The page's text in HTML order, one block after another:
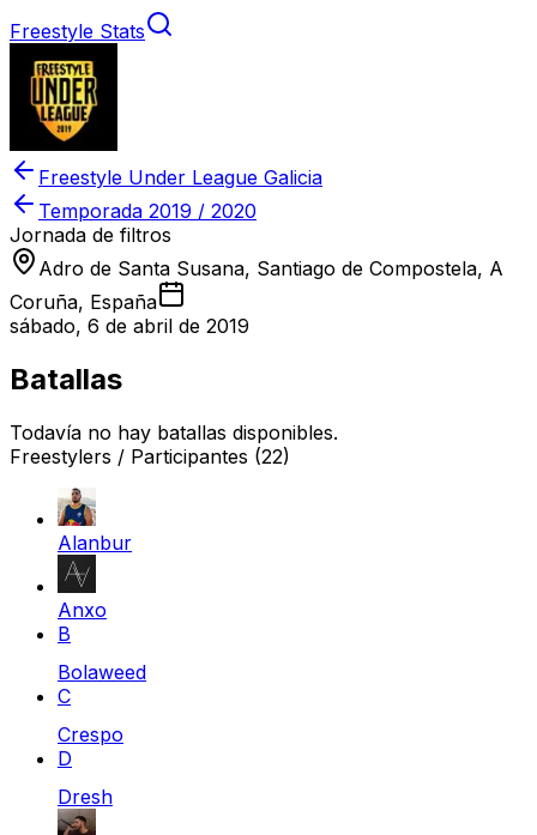
Freestyle Stats
Freestyle Under League Galicia
Temporada 2019 / 2020
Jornada de filtros
Adro de Santa Susana, Santiago de Compostela, A
Coruña, España
sábado, 6 de abril de 2019
Batallas
Todavía no hay batallas disponibles.
Freestylers / Participantes (22)
Alanbur
Anxo
B
Bolaweed
C
Crespo
D
Dresh